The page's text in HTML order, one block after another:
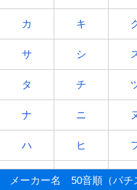
カ キ
サ シ
タ チ
ナ ニ
ハ ヒ
マ ミ
メーカー名 50音順（パチ